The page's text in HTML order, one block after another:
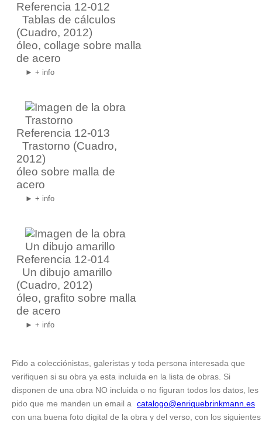
Referencia 12-012
Tablas de cálculos
(Cuadro, 2012)
óleo, collage sobre malla
de acero
► + info
Referencia 12-013
Trastorno (Cuadro,
2012)
óleo sobre malla de
acero
► + info
Referencia 12-014
Un dibujo amarillo
(Cuadro, 2012)
óleo, grafito sobre malla
de acero
► + info
Pido a colecciónistas, galeristas y toda persona interesada que
verifiquen si su obra ya esta incluida en la lista de obras. Si
disponen de una obra NO incluida o no figuran todos los datos, les
pido que me manden un email a
catalogo@enriquebrinkmann.es
con una buena foto digital de la obra y del verso, con los siguientes